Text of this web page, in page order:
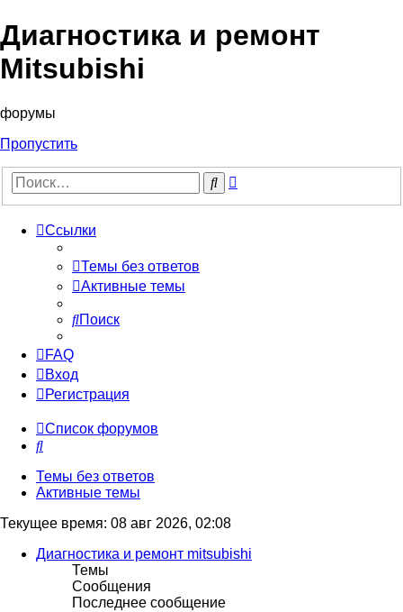
Диагностика и ремонт
Mitsubishi
форумы
Пропустить
Поиск
Ссылки
Темы без ответов
Активные темы
Поиск
FAQ
Вход
Регистрация
Список форумов
Поиск
Темы без ответов
Активные темы
Текущее время: 08 авг 2026, 02:08
Диагностика и ремонт mitsubishi
Темы
Сообщения
Последнее сообщение